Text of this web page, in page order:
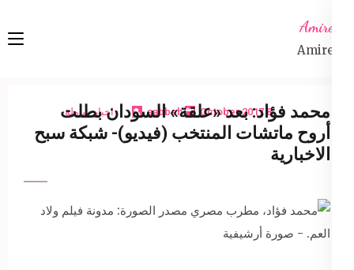
content
Amireta
Amireta
8 October 2017
sabbeh اخبار شاملة
محمد فؤاد: بعد «علقة» السودان بطلت
أروح ماتشات المنتخب (فيديو)- شبكة سبح
الاخبارية